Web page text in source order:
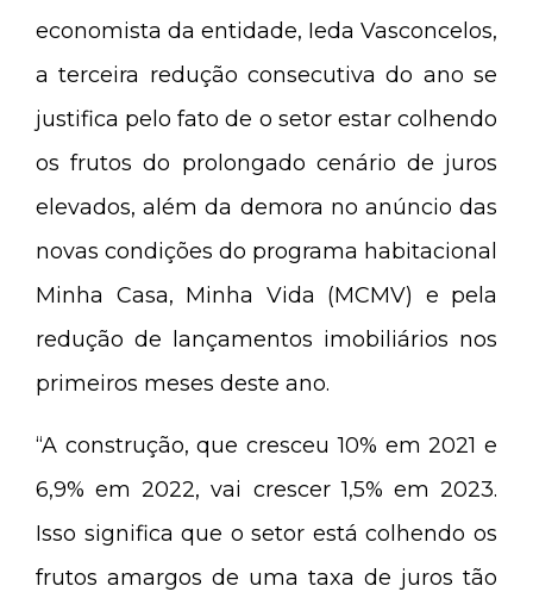
economista da entidade, Ieda Vasconcelos,
a terceira redução consecutiva do ano se
justifica pelo fato de o setor estar colhendo
os frutos do prolongado cenário de juros
elevados, além da demora no anúncio das
novas condições do programa habitacional
Minha Casa, Minha Vida (MCMV) e pela
redução de lançamentos imobiliários nos
primeiros meses deste ano.
“A construção, que cresceu 10% em 2021 e
6,9% em 2022, vai crescer 1,5% em 2023.
Isso significa que o setor está colhendo os
frutos amargos de uma taxa de juros tão